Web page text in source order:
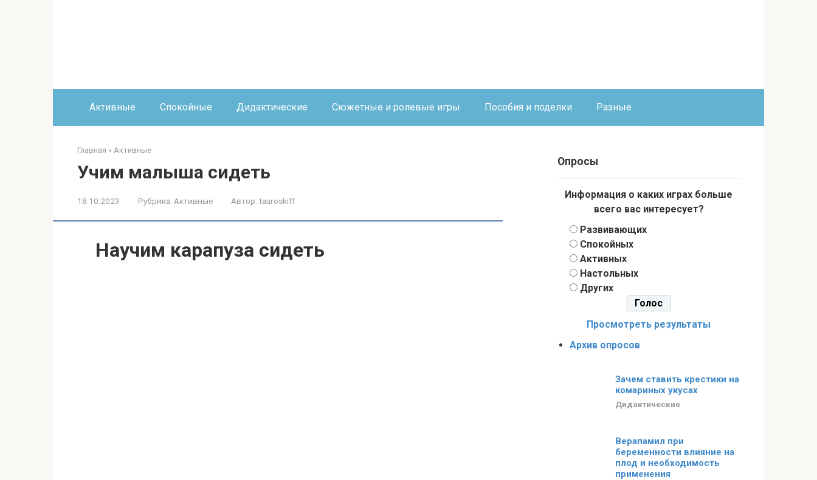
Активные Спокойные Дидактические Сюжетные и ролевые игры Пособия и поделки Разные
Главная » Активные
Учим малыша сидеть
18.10.2023 Рубрика: Активные Автор: tauroskiff
Научим карапуза сидеть
Опросы
Информация о каких играх больше
всего вас интересует?
Развивающих
Спокойных
Активных
Настольных
Других
Просмотреть результаты
Архив опросов
Зачем ставить крестики на
комариных укусах
Дидактические
Верапамил при
беременности влияние на
плод и необходимость
применения